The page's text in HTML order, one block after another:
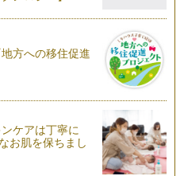
清美です。 今回は初夏にぴ
リー添え
清美です。今日は、初夏にふ
清美です。 今回はいちごも
味しく…
方への移住促進
ケアは丁寧に
お肌を保ちまし